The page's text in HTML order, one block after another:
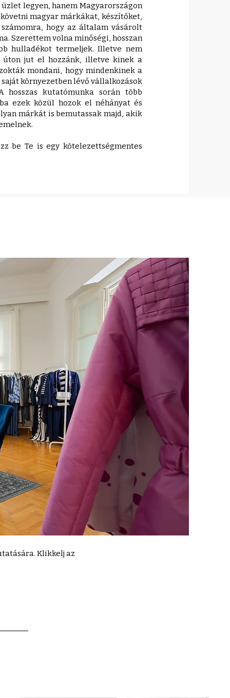
legyen, hanem Magyarországon
magyar márkákat, készítőket,
hogy az általam vásárolt
Szerettem volna minőségi, hosszan
hulladékot termeljek. Illetve nem
úton jut el hozzánk, illetve kinek a
mondani, hogy mindenkinek a
környezetben lévő vállalkozások
hosszas kutatómunka során több
ezek közül hozok el néhányat és
márkát is bemutassak majd, akik
be Te is egy kötelezettségmentes
Klikkelj az